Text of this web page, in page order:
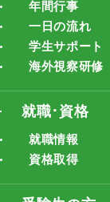
年間行事
一日の流れ
学生サポート
海外視察研修
就職･資格
就職情報
資格取得